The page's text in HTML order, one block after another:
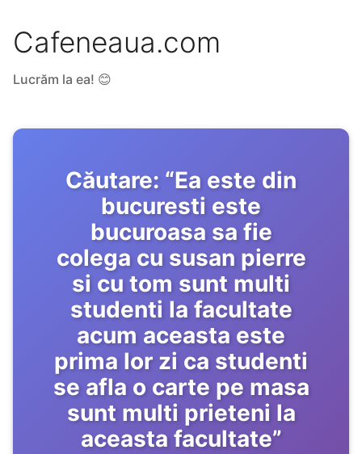
Cafeneaua.com
Lucrăm la ea! 😊
Căutare: “Ea este din
bucuresti este
bucuroasa sa fie
colega cu susan pierre
si cu tom sunt multi
studenti la facultate
acum aceasta este
prima lor zi ca studenti
se afla o carte pe masa
sunt multi prieteni la
aceasta facultate”